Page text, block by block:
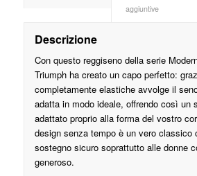
aggiuntive
Descrizione
Con questo reggiseno della serie
Triumph ha creato un capo perfetto:
completamente elastiche avvolge il
adatta in modo ideale, offrendo così un
adattato proprio alla forma del vostro
design senza tempo è un vero classico
sostegno sicuro soprattutto alle donne
generoso.